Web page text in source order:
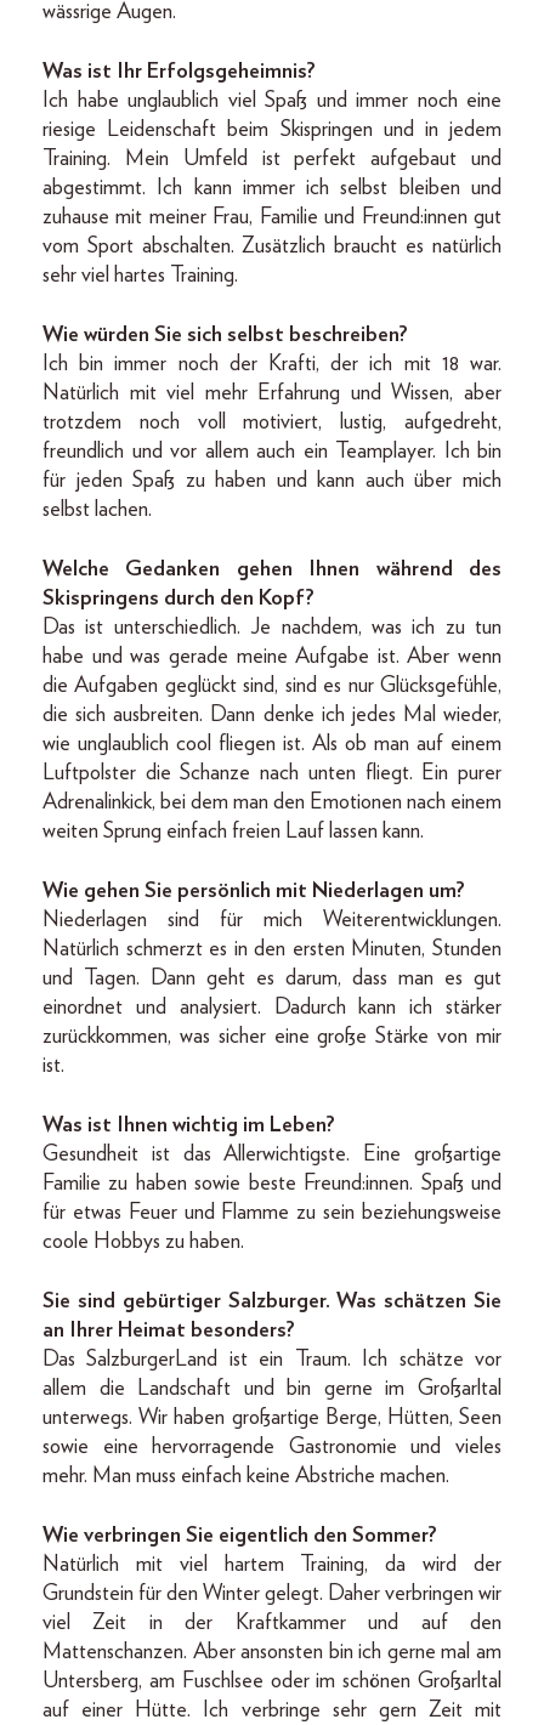
wässrige Augen.
Was ist Ihr Erfolgsgeheimnis?
Ich habe unglaublich viel Spaß und immer noch eine
riesige Leidenschaft beim Skispringen und in jedem
Training. Mein Umfeld ist perfekt aufgebaut und
abgestimmt. Ich kann immer ich selbst bleiben und
zuhause mit meiner Frau, Familie und Freund:innen gut
vom Sport abschalten. Zusätzlich braucht es natürlich
sehr viel hartes Training.
Wie würden Sie sich selbst beschreiben?
Ich bin immer noch der Krafti, der ich mit 18 war.
Natürlich mit viel mehr Erfahrung und Wissen, aber
trotzdem noch voll motiviert, lustig, aufgedreht,
freundlich und vor allem auch ein Teamplayer. Ich bin
für jeden Spaß zu haben und kann auch über mich
selbst lachen.
Welche Gedanken gehen Ihnen während des
Skispringens durch den Kopf?
Das ist unterschiedlich. Je nachdem, was ich zu tun
habe und was gerade meine Aufgabe ist. Aber wenn
die Aufgaben geglückt sind, sind es nur Glücksgefühle,
die sich ausbreiten. Dann denke ich jedes Mal wieder,
wie unglaublich cool fliegen ist. Als ob man auf einem
Luftpolster die Schanze nach unten fliegt. Ein purer
Adrenalinkick, bei dem man den Emotionen nach einem
weiten Sprung einfach freien Lauf lassen kann.
Wie gehen Sie persönlich mit Niederlagen um?
Niederlagen sind für mich Weiterentwicklungen.
Natürlich schmerzt es in den ersten Minuten, Stunden
und Tagen. Dann geht es darum, dass man es gut
einordnet und analysiert. Dadurch kann ich stärker
zurückkommen, was sicher eine große Stärke von mir
ist.
Was ist Ihnen wichtig im Leben?
Gesundheit ist das Allerwichtigste. Eine großartige
Familie zu haben sowie beste Freund:innen. Spaß und
für etwas Feuer und Flamme zu sein beziehungsweise
coole Hobbys zu haben.
Sie sind gebürtiger Salzburger. Was schätzen Sie
an Ihrer Heimat besonders?
Das SalzburgerLand ist ein Traum. Ich schätze vor
allem die Landschaft und bin gerne im Großarltal
unterwegs. Wir haben großartige Berge, Hütten, Seen
sowie eine hervorragende Gastronomie und vieles
mehr. Man muss einfach keine Abstriche machen.
Wie verbringen Sie eigentlich den Sommer?
Natürlich mit viel hartem Training, da wird der
Grundstein für den Winter gelegt. Daher verbringen wir
viel Zeit in der Kraftkammer und auf den
Mattenschanzen. Aber ansonsten bin ich gerne mal am
Untersberg, am Fuschlsee oder im schönen Großarltal
auf einer Hütte. Ich verbringe sehr gern Zeit mit